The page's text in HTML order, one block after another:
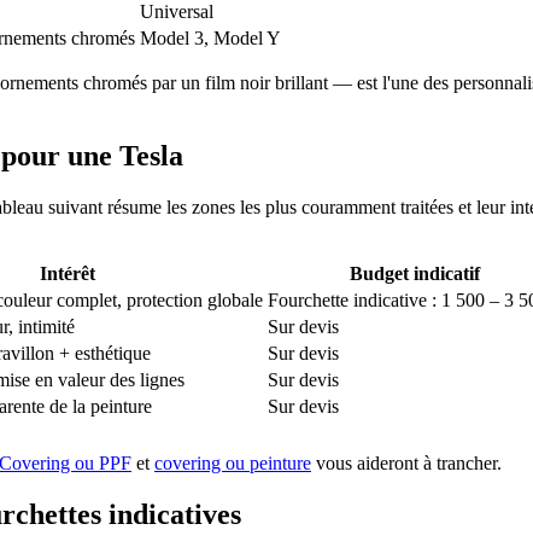
Universal
chromés Model 3, Model Y
chromés par un film noir brillant — est l'une des
une Tesla
suivant résume les zones les plus couramment traitées et leur
Intérêt
Budget indicatif
complet, protection globale Fourchette indicative : 1 500 – 3
intimité
Sur devis
+ esthétique
Sur devis
en valeur des lignes
Sur devis
de la peinture Sur devis
Covering ou PPF et covering ou peinture vous aideront à trancher.
indicatives